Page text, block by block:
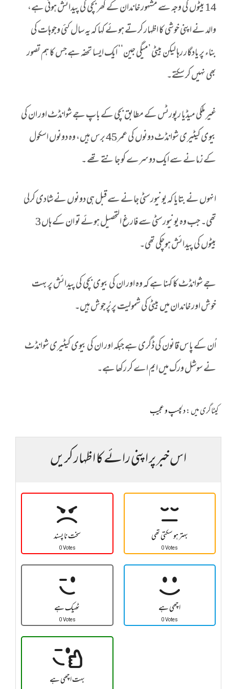
14 بیٹوں کی وجہ سے مشہور خاندان کے گھر بچی کی پیدائش ہوئی ہے،
والد نے اپنی خوشی کا اظہار کرتے ہوئے کہا کہ یہ سال کئی وجوہات کی
بناء پر یادگار رہا لیکن بیٹی ’میگی جین‘‘ ایک ایسا تحفہ ہے جس کا ہم تصور
بھی نہیں کر سکتے۔
غیر ملکی میڈیا رپورٹس کے مطابق بچی کے باپ جے شوانڈٹ اور ان کی
بیوی کیٹیری شوانڈٹ دونوں کی عمر 45 برس ہیں، وہ دونوں اسکول
کے زمانے سے ایک دوسرے کو جانتے تھے ۔
انہوں نے بتایا کہ یونیورسٹی جانے سے قبل ہی دونوں نے شادی کرلی
تھی۔ جب وہ یونیورسٹی سے فارغ التحصیل ہوئے تو ان کے ہاں 3
بیٹوں کی پیدائش ہوچکی تھی۔
جے شوانڈٹ کا کہنا ہے کہ وہ اور ان کی بیوی بچی کی پیدائش پر بہت
خوش اور خاندان میں بیٹی کی شمولیت پر پُرجوش ہیں۔
اُن کے پاس قانون کی ڈگری ہے جبکہ اور ان کی بیوی کیٹیری شوانڈٹ
نے سوشل ورک میں ایم اے کر رکھا ہے۔
کیٹاگری میں :دلچسپ و عجیب
اس خبر پر اپنی رائے کا اظہار کریں
سخت نا پسند
0 Votes
بہتر ہو سکتی تھی
0 Votes
ٹھیک ہے
0 Votes
اچھی ہے
0 Votes
بہت اچھی ہے